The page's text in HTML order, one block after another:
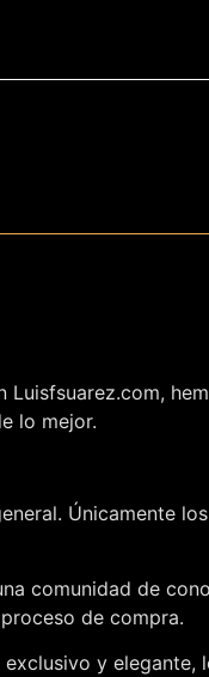
lo mejor.
Únicamente
comunidad de
de compra.
y